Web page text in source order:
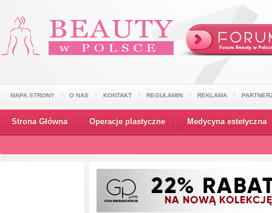
MAPA STRONY O NAS KONTAKT REGULAMIN REKLAMA
Strona Główna Operacje plastyczne Medycyna estetyczna